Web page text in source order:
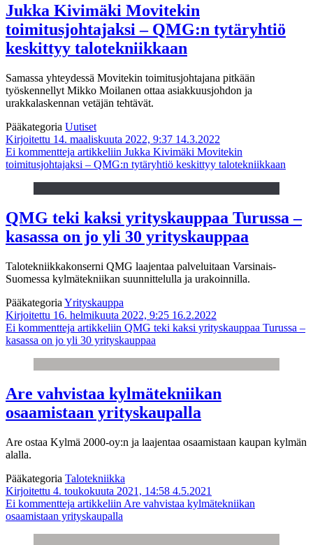
Jukka Kivimäki Movitekin
toimitusjohtajaksi – QMG:n tytäryhtiö
keskittyy talotekniikkaan
Samassa yhteydessä Movitekin toimitusjohtajana pitkään
työskennellyt Mikko Moilanen ottaa asiakkuusjohdon ja
urakkalaskennan vetäjän tehtävät.
Pääkategoria Uutiset
Kirjoitettu 14. maaliskuuta 2022, 9:37 14.3.2022
Ei kommentteja artikkeliin Jukka Kivimäki Movitekin
toimitusjohtajaksi – QMG:n tytäryhtiö keskittyy talotekniikkaan
QMG teki kaksi yrityskauppaa Turussa –
kasassa on jo yli 30 yrityskauppaa
Talotekniikkakonserni QMG laajentaa palveluitaan Varsinais-
Suomessa kylmätekniikan suunnittelulla ja urakoinnilla.
Pääkategoria Yrityskauppa
Kirjoitettu 16. helmikuuta 2022, 9:25 16.2.2022
Ei kommentteja artikkeliin QMG teki kaksi yrityskauppaa Turussa –
kasassa on jo yli 30 yrityskauppaa
Are vahvistaa kylmätekniikan
osaamistaan yrityskaupalla
Are ostaa Kylmä 2000-oy:n ja laajentaa osaamistaan kaupan kylmän
alalla.
Pääkategoria Talotekniikka
Kirjoitettu 4. toukokuuta 2021, 14:58 4.5.2021
Ei kommentteja artikkeliin Are vahvistaa kylmätekniikan
osaamistaan yrityskaupalla